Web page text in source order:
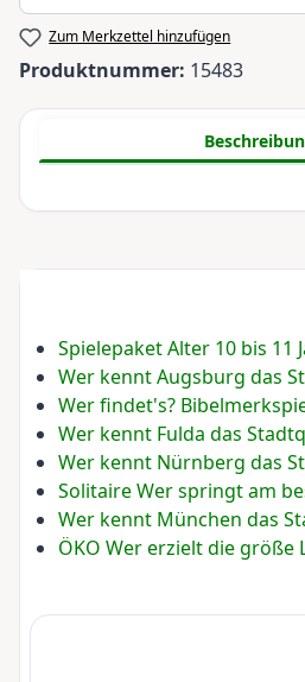
Zum Merkzettel hinzufügen
Produktnummer: 15483
Spielepaket Alter 10 bis 11
Wer kennt Augsburg das
Wer findet's?
Wer kennt Fulda das
Wer kennt Nürnberg das
Solitaire Wer springt am
Wer kennt München das
ÖKO Wer erzielt die größe